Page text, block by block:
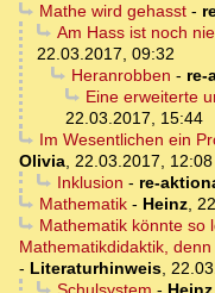
Mathe wird gehasst-
Am Hass ist noch
22.03.2017, 09:32
Heranrobben - re-
Eine erweiterte
22.03.2017, 15:44
Im Wesentlichen ein
Olivia, 22.03.2017, 12:08
Inklusion - re-
Mathematik- Heinz,
Mathematik könnte so
Mathematikdidaktik,
- Literaturhinweis,